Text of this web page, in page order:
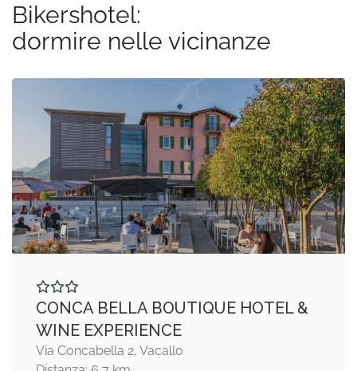
Bikershotel:
dormire nelle vicinanze
CONCA BELLA BOUTIQUE HOTEL &
WINE EXPERIENCE
Via Concabella 2, Vacallo